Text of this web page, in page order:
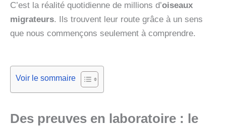
C’est la réalité quotidienne de millions d’oiseaux
migrateurs. Ils trouvent leur route grâce à un sens
que nous commençons seulement à comprendre.
Voir le sommaire
Des preuves en laboratoire : le